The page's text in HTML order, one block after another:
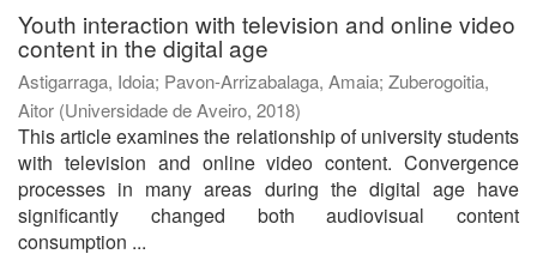
Youth interaction with television and online video
content in the digital age
Astigarraga, Idoia; Pavon-Arrizabalaga, Amaia; Zuberogoitia,
Aitor (Universidade de Aveiro, 2018)
This article examines the relationship of university students
with television and online video content. Convergence
processes in many areas during the digital age have
significantly changed both audiovisual content
consumption ...